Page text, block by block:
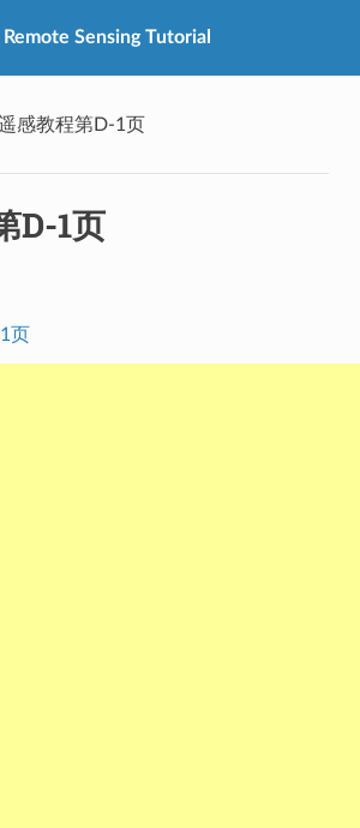
Remote Sensing Tutorial
感教程第D-1页
D-1页
页